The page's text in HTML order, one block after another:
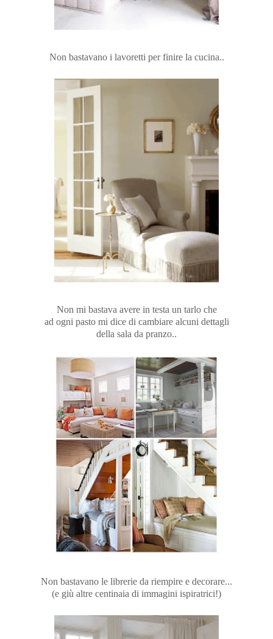
Non bastavano i lavoretti per finire la cucina..
Non mi bastava avere in testa un tarlo che
ad ogni pasto mi dice di cambiare alcuni dettagli
della sala da pranzo..
Non bastavano le librerie da riempire e decorare...
(e giù altre centinaia di immagini ispiratrici!)